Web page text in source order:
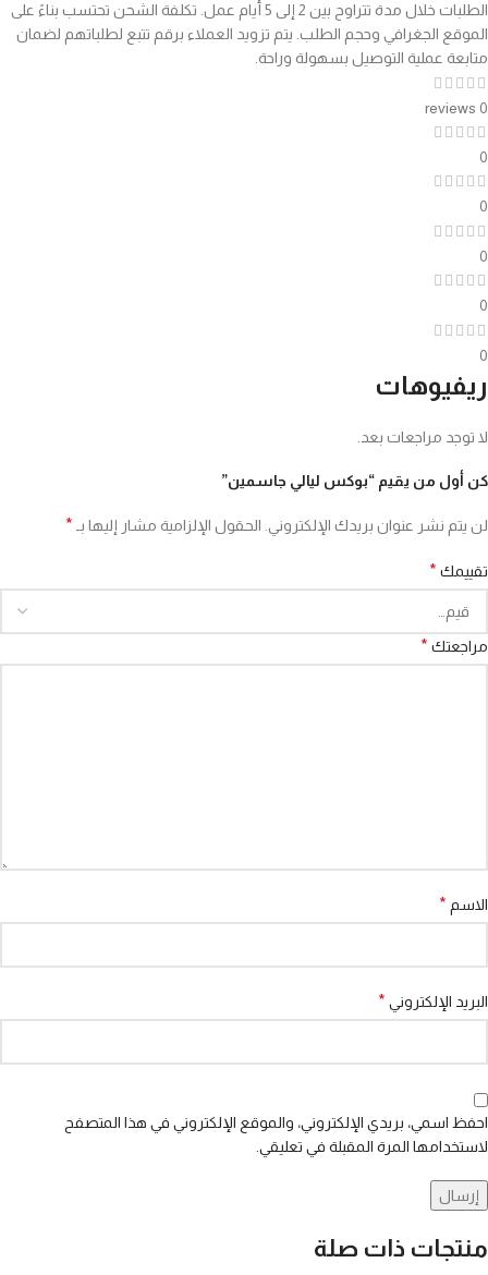
الطلبات خلال مدة تتراوح بين 2 إلى 5 أيام عمل. تكلفة الشحن تحتسب بناءً على
الموقع الجغرافي وحجم الطلب. يتم تزويد العملاء برقم تتبع لطلباتهم لضمان
متابعة عملية التوصيل بسهولة وراحة.
0 reviews
0
0
0
0
0
ريفيوهات
لا توجد مراجعات بعد.
كن أول من يقيم “بوكس ليالي جاسمين”
لن يتم نشر عنوان بريدك الإلكتروني. الحقول الإلزامية مشار إليها بـ *
تقييمك *
مراجعتك *
الاسم *
البريد الإلكتروني *
احفظ اسمي، بريدي الإلكتروني، والموقع الإلكتروني في هذا المتصفح
لاستخدامها المرة المقبلة في تعليقي.
منتجات ذات صلة